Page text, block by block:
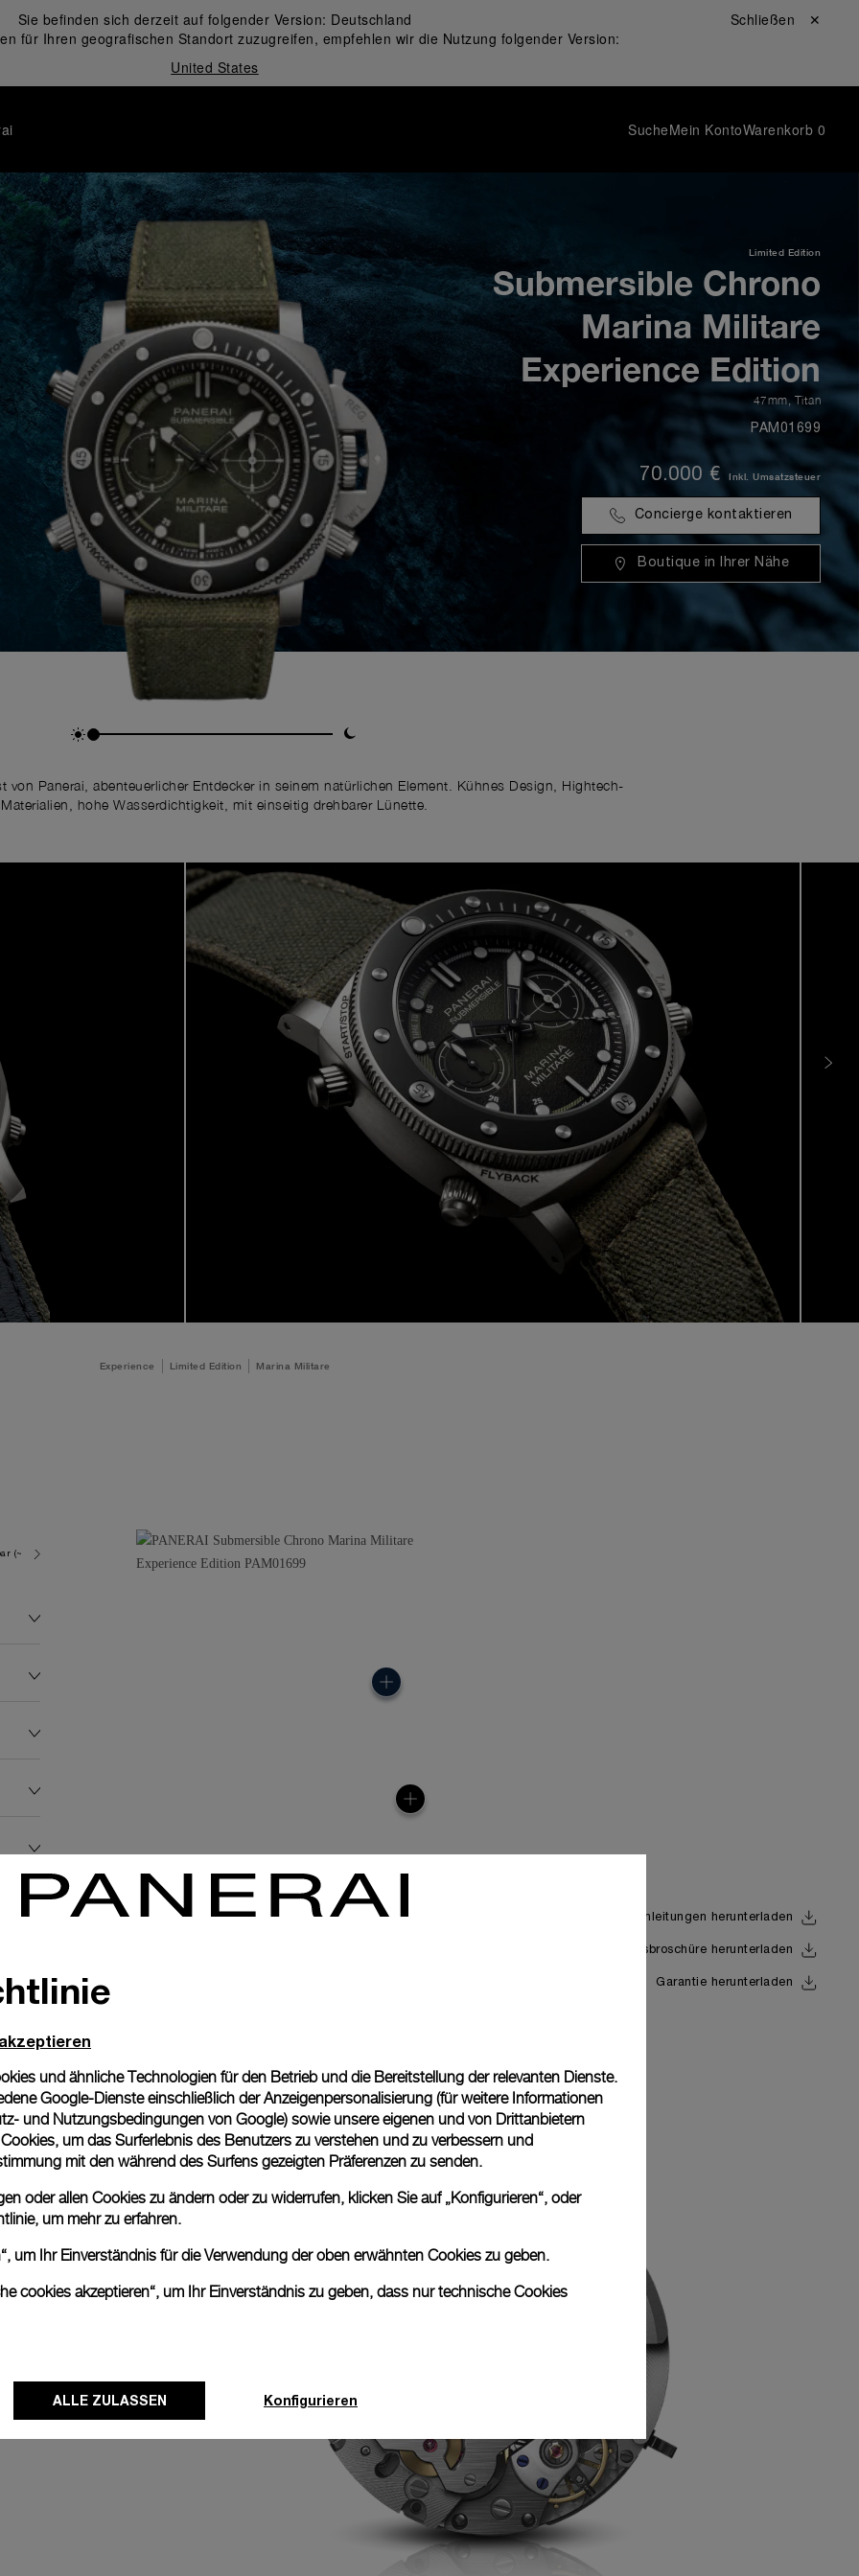
Sie befinden sich derzeit auf folgender Version: Deutschland
für Ihren geografischen Standort zuzugreifen, empfehlen wir die Nutzung folgender Version:
United States
Schließen ✕
SucheMein KontoWarenkorb 0
Limited Edition
Submersible Chrono
Marina Militare
Experience Edition
47mm Titan
PAM01699
70.000 € Inkl. Umsatzsteuer
Concierge kontaktieren
Boutique in Ihrer Nähe
von Panerai, abenteuerlicher Entdecker in seinem natürlichen Element. Kühnes Design, Hightech-
Materialien, hohe Wasserdichtigkeit, mit einseitig drehbarer Lünette.
Experience Limited Edition Marina Militare
(~500.0 metres)
Anleitungen herunterladen
Uhrwerksbroschüre herunterladen
Garantie herunterladen
ist. Der
es dem
auf der 4-
wird pro
10-Uhr-Position
genaue
und ähnliche Technologien für den Betrieb und die Bereitstellung der relevanten Dienste.
Google-Dienste einschließlich der Anzeigenpersonalisierung (für weitere Informationen
und Nutzungsbedingungen von Google) sowie unsere eigenen und von Drittanbietern
um das Surferlebnis des Benutzers zu verstehen und zu verbessern und
mit den während des Surfens gezeigten Präferenzen zu senden.
oder allen Cookies zu ändern oder zu widerrufen, klicken Sie auf „Konfigurieren“, oder
, um mehr zu erfahren.
um Ihr Einverständnis für die Verwendung der oben erwähnten Cookies zu geben.
cookies akzeptieren“, um Ihr Einverständnis zu geben, dass nur technische Cookies
ALLE ZULASSEN Konfigurieren